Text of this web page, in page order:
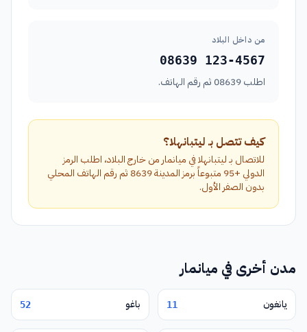
من داخل البلاد
08639 123-4567
اطلب 08639 ثم رقم الهاتف.
كيف تتصل بـ ليتبانهلا؟
للاتصال بـ ليتبانهلا في ميانمار من خارج البلاد، اطلب الرمز
الدولي +95 متبوعاً برمز المدينة 8639 ثم رقم الهاتف المحلي
بدون الصفر الأول.
مدن أخرى في ميانمار
يانغون 11 باغو 52